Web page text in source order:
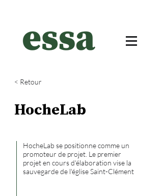
< Retour
HocheLab
HocheLab se positionne comme un
promoteur de projet. Le premier
projet en cours d'élaboration vise la
sauvegarde de l'église Saint-Clément